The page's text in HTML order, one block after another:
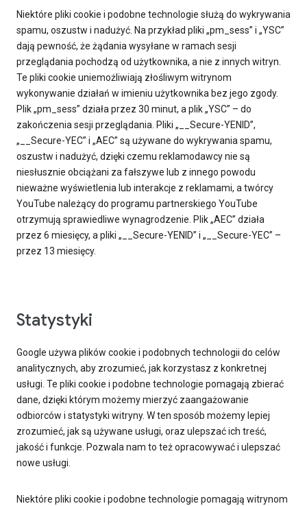
Niektóre pliki cookie i podobne technologie służą do wykrywania
spamu, oszustw i nadużyć. Na przykład pliki „pm_sess” i „YSC”
dają pewność, że żądania wysyłane w ramach sesji
przeglądania pochodzą od użytkownika, a nie z innych witryn.
Te pliki cookie uniemożliwiają złośliwym witrynom
wykonywanie działań w imieniu użytkownika bez jego zgody.
Plik „pm_sess” działa przez 30 minut, a plik „YSC” – do
zakończenia sesji przeglądania. Pliki „__Secure-YENID”,
„__Secure-YEC” i „AEC” są używane do wykrywania spamu,
oszustw i nadużyć, dzięki czemu reklamodawcy nie są
niesłusznie obciążani za fałszywe lub z innego powodu
nieważne wyświetlenia lub interakcje z reklamami, a twórcy
YouTube należący do programu partnerskiego YouTube
otrzymują sprawiedliwe wynagrodzenie. Plik „AEC” działa
przez 6 miesięcy, a pliki „__Secure-YENID” i „__Secure-YEC” –
przez 13 miesięcy.
Statystyki
Google używa plików cookie i podobnych technologii do celów
analitycznych, aby zrozumieć, jak korzystasz z konkretnej
usługi. Te pliki cookie i podobne technologie pomagają zbierać
dane, dzięki którym możemy mierzyć zaangażowanie
odbiorców i statystyki witryny. W ten sposób możemy lepiej
zrozumieć, jak są używane usługi, oraz ulepszać ich treść,
jakość i funkcje. Pozwala nam to też opracowywać i ulepszać
nowe usługi.
Niektóre pliki cookie i podobne technologie pomagają witrynom